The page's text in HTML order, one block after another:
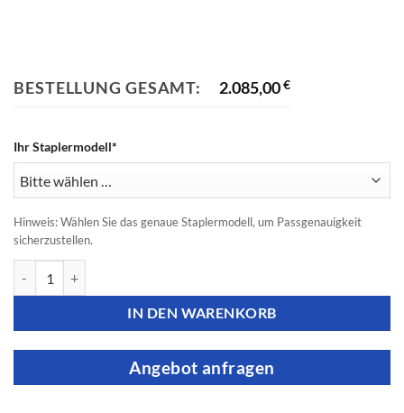
BESTELLUNG GESAMT: 2.085,00€
Ihr Staplermodell*
Hinweis: Wählen Sie das genaue Staplermodell, um Passgenauigkeit
sicherzustellen.
IN DEN WARENKORB
Angebot anfragen